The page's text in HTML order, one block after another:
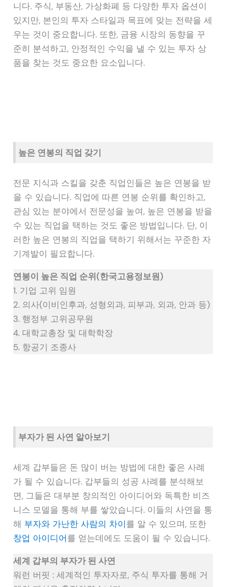
니다. 주식, 부동산, 가상화폐 등 다양한 투자 옵션이
있지만, 본인의 투자 스타일과 목표에 맞는 전략을 세
우는 것이 중요합니다. 또한, 금융 시장의 동향을 꾸
준히 분석하고, 안정적인 수익을 낼 수 있는 투자 상
품을 찾는 것도 중요한 요소입니다.
높은 연봉의 직업 갖기
전문 지식과 스킬을 갖춘 직업인들은 높은 연봉을 받
을 수 있습니다. 직업에 따른 연봉 순위를 확인하고,
관심 있는 분야에서 전문성을 높여, 높은 연봉을 받을
수 있는 직업을 택하는 것도 좋은 방법입니다. 단, 이
러한 높은 연봉의 직업을 택하기 위해서는 꾸준한 자
기계발이 필요합니다.
연봉이 높은 직업 순위(한국고용정보원)
1. 기업 고위 임원
2. 의사(이비인후과, 성형외과, 피부과, 외과, 안과 등)
3. 행정부 고위공무원
4. 대학교총장 및 대학학장
5. 항공기 조종사
부자가 된 사연 알아보기
세계 갑부들은 돈 많이 버는 방법에 대한 좋은 사례
가 될 수 있습니다. 갑부들의 성공 사례를 분석해보
면, 그들은 대부분 창의적인 아이디어와 독특한 비즈
니스 모델을 통해 부를 쌓았습니다. 이들의 사연을 통
해 부자와 가난한 사람의 차이를 알 수 있으며, 또한
창업 아이디어를 얻는데에도 도움이 될 수 있습니다.
세계 갑부의 부자가 된 사연
워런 버핏 : 세계적인 투자자로, 주식 투자를 통해 거